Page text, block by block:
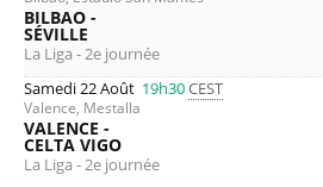
BILBAO -
SÉVILLE
La Liga - 2e journée
Samedi 22 Août 19h30CEST
Valence, Mestalla
VALENCE -
CELTA VIGO
La Liga - 2e journée